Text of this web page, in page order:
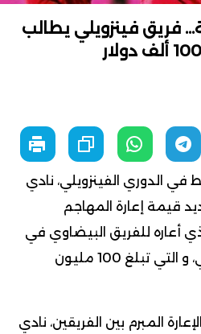
فريق فينزويلي يطالب
في الدوري الفينزويلي، نادي
قيمة إعارة المهاجم
أعاره للفريق البيضاوي في
الميركاتو الشتوي الماضي، و التي تبلغ 100 مليون
المبرم بين الفريقين، نادي